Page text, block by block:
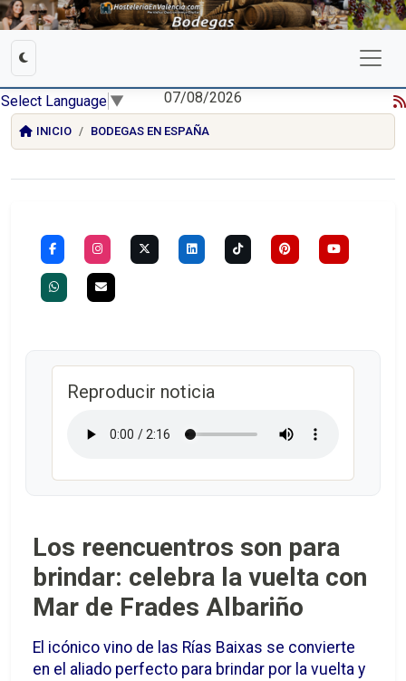
Select Language ▼ 07/08/2026
INICIO BODEGAS EN ESPAÑA
Reproducir noticia
Los reencuentros son para
brindar: celebra la vuelta con
Mar de Frades Albariño
El icónico vino de las Rías Baixas se convierte
en el aliado perfecto para brindar por la vuelta y